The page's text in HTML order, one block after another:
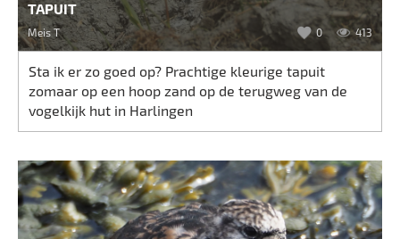
TAPUIT
Meis T 0 413
Sta ik er zo goed op? Prachtige kleurige tapuit
zomaar op een hoop zand op de terugweg van de
vogelkijk hut in Harlingen